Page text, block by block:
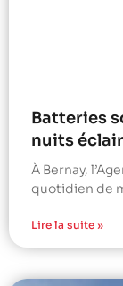
Batteries
nuits
À Bernay,
quotidien de
Lire la suite »